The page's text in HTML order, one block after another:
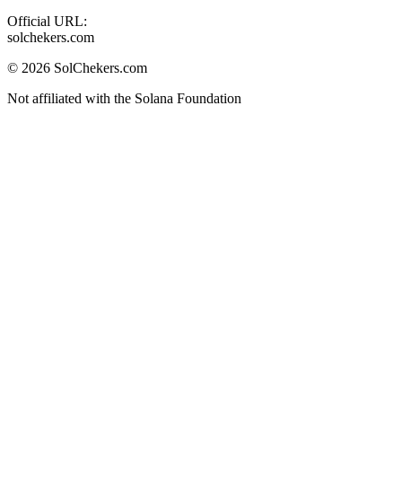
Official URL:
solchekers.com
© 2026 SolChekers.com
Not affiliated with the Solana Foundation